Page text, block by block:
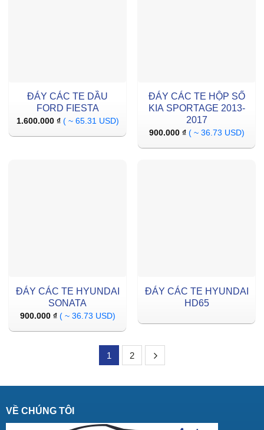
ĐÁY CÁC TE DẦU
FORD FIESTA
1.600.000 ₫ ( ~ 65.31 USD)
ĐÁY CÁC TE HỘP SỐ
KIA SPORTAGE 2013-
2017
900.000 ₫ ( ~ 36.73 USD)
ĐÁY CÁC TE HYUNDAI
SONATA
900.000 ₫ ( ~ 36.73 USD)
ĐÁY CÁC TE HYUNDAI
HD65
1 2
VỀ CHÚNG TÔI